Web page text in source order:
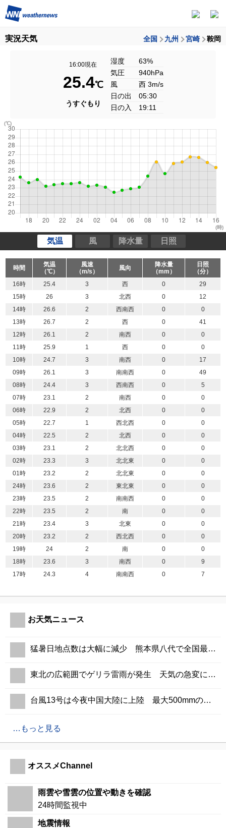
実況天気 全国 九州 宮崎 鞍岡
16:00現在
25.4℃
うすぐもり
湿度
63%
気圧
940hPa
風
西 3m/s
日の出
05:30
日の入
19:11
(時)
(℃)
気温 風 降水量 日照
時間
気温
（℃）
風速
（m/s）
風向
降水量
（mm）
日照
（分）
16時
25.4 3 西 0
29
15時
26 3 北西 0
12
14時
26.6 2 西南西 0
0
13時
26.7 2 西 0
41
12時
26.1 2 南西 0
0
11時
25.9 1 西 0
0
10時
24.7 3 南西 0
17
09時
26.1 3 南南西 0
49
08時
24.4 3 西南西 0
5
07時
23.1 2 南西 0
0
06時
22.9 2 北西 0
0
05時
22.7 1 西北西 0
0
04時
22.5 2 北西 0
0
03時
23.1 2 北北西 0
0
02時
23.3 3 北北東 0
0
01時
23.2 2 北北東 0
0
24時
23.6 2 東北東 0
0
23時
23.5 2 南南西 0
0
22時
23.5 2 南 0
0
21時
23.4 3 北東 0
0
20時
23.2 2 西北西 0
0
19時
24 2 南 0
0
18時
23.6 3 南西 0
9
17時
24.3 4 南南西 0 7
お天気ニュース
猛暑日地点数は大幅に減少 熊本県八代で全国最高の37.4℃
東北の広範囲でゲリラ雷雨が発生 天気の急変に注意
台風13号は今夜中国大陸に上陸 最大500mmの大雨のおそれ
もっと見る
オススメChannel
雨雲や雪雲の位置や動きを確認
24時間監視中
地震情報